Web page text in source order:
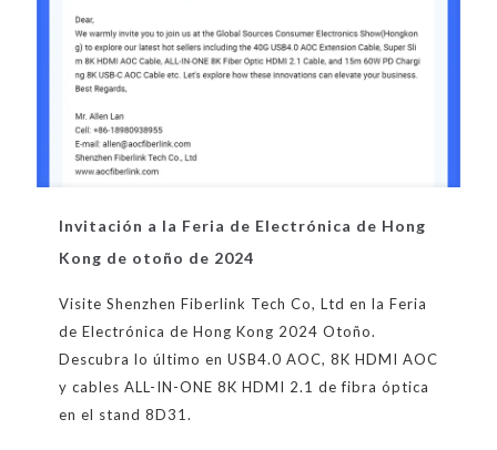
Invitación a la Feria de Electrónica de Hong
Kong de otoño de 2024
Visite Shenzhen Fiberlink Tech Co, Ltd en la Feria
de Electrónica de Hong Kong 2024 Otoño.
Descubra lo último en USB4.0 AOC, 8K HDMI AOC
y cables ALL-IN-ONE 8K HDMI 2.1 de fibra óptica
en el stand 8D31.